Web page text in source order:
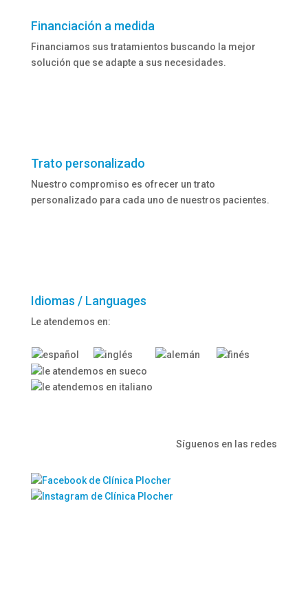
Financiación a medida
Financiamos sus tratamientos buscando la mejor
solución que se adapte a sus necesidades.
Trato personalizado
Nuestro compromiso es ofrecer un trato
personalizado para cada uno de nuestros pacientes.
Idiomas / Languages
Le atendemos en:
Síguenos en las redes